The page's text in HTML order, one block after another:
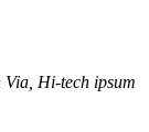
Hi-tech ipsum